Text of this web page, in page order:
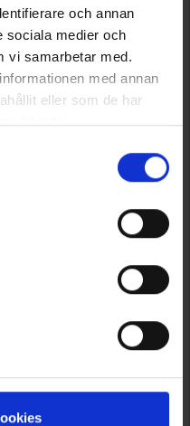
och annan
sociala medier och
vi samarbetar med.
med annan
eller som de har
tjänster.
Gewehrriemen Geflochten Leder
6894